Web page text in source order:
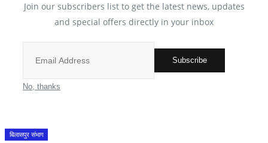
विदेश
Join our subscribers list to get the latest news, updates
and special offers directly in your inbox
Subscribe
No, thanks
बिलासपुर संभाग